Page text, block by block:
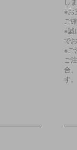
※お
ご
※誠
で
※ご
ご
合
す。